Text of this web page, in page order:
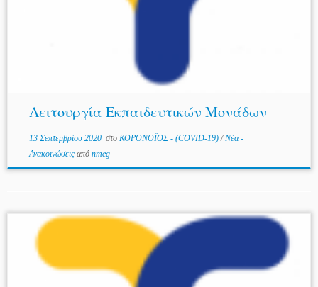
Λειτουργία Εκπαιδευτικών Μονάδων
13 Σεπτεμβρίου 2020στο ΚΟΡΟΝΟΪΟΣ - (COVID-19)/Νέα -
Ανακοινώσεις από nmeg